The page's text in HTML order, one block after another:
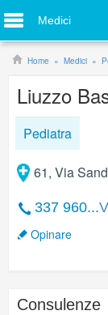
Medici
Home Medici
Liuzzo
Pediatra
61, Via
337 960...
Opinare
Consulenze